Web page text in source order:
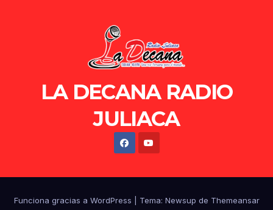
LA DECANA RADIO
JULIACA
Funciona gracias a WordPress Tema: Newsup de Themeansar